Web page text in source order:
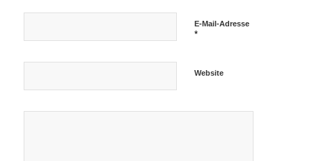
E-Mail-Adresse
*
Website